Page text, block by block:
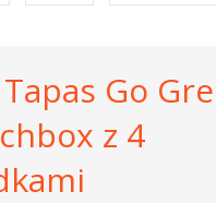
Go
z 4